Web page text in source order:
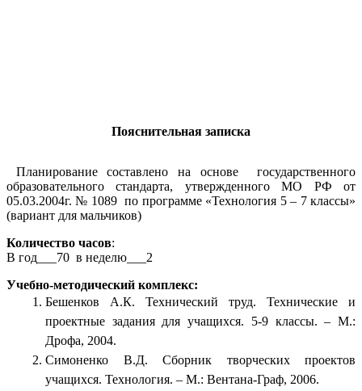
Пояснительная записка
Планирование составлено на основе государственного
образовательного стандарта, утвержденного МО РФ от
05.03.2004г. № 1089 по программе «Технология 5 – 7 классы»
(вариант для мальчиков)
Количество часов:
В год___70 в неделю___2
Учебно-методический комплекс:
Бешенков А.К. Технический труд. Технические и
проектные задания для учащихся. 5-9 классы. – М.:
Дрофа, 2004.
Симоненко В.Д. Сборник творческих проектов
учащихся. Технология. – М.: Вентана-Граф, 2006.